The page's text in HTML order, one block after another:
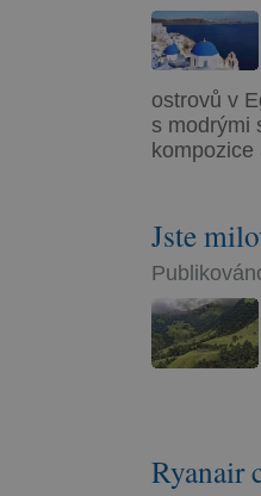
ostrovů v
s modrými
Jste
Ryanair